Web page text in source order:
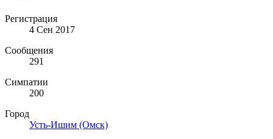
Регистрация
4 Сен 2017
Сообщения
291
Симпатии
200
Город
Усть-Ишим (Омск)